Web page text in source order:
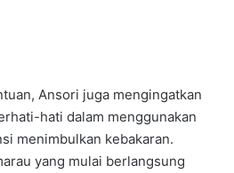
Ansori juga mengingatkan
hati dalam menggunakan
menimbulkan kebakaran.
yang mulai berlangsung